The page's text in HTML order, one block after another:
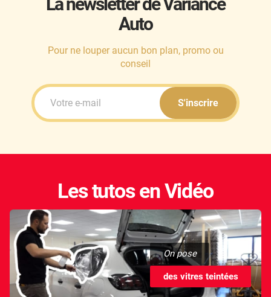
Ineos
Infiniti
Jaguar
Jeep
Jetour
Kandi
Auto
Pour ne louper aucun bon plan, promo ou
conseil
S'inscrire
Les tutos en Vidéo
On pose
des vitres teintées